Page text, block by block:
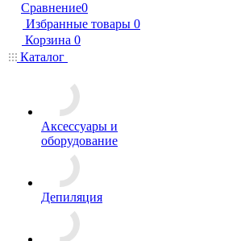
Сравнение0
Избранные товары 0
Корзина 0
Каталог
Аксессуары и
оборудование
Депиляция